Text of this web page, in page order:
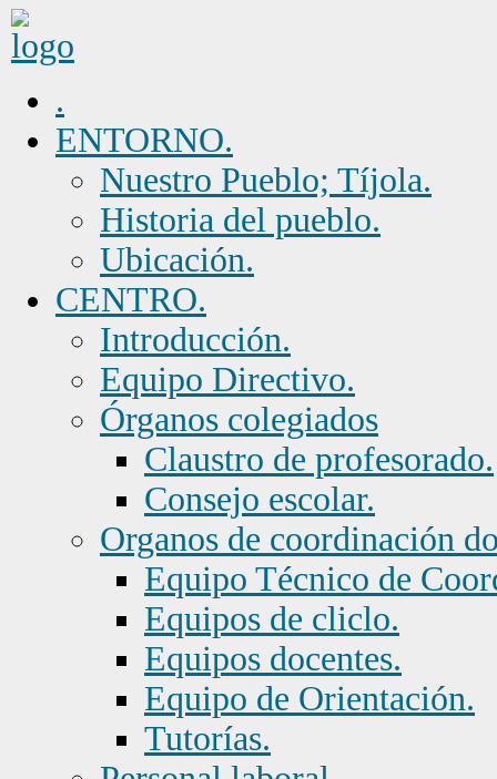
.
ENTORNO.
Nuestro Pueblo; Tíjola.
Historia del pueblo.
Ubicación.
CENTRO.
Introducción.
Equipo Directivo.
Órganos colegiados
Claustro de profesorado.
Consejo escolar.
Organos de coordinación
Equipo Técnico de
Equipos de cliclo.
Equipos docentes.
Equipo de Orientación.
Tutorías.